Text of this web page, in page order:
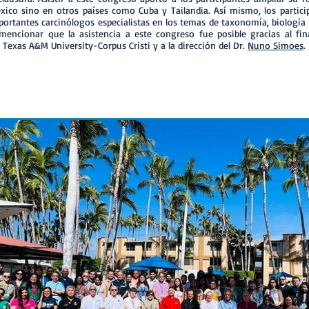
sino en otros países como Cuba y Tailandia. Así mismo, los
carcinólogos especialistas en los temas de taxonomía,
que la asistencia a este congreso fue posible gracias al
A&M University-Corpus Cristi y a la dirección del Dr. Nuno Simoes.